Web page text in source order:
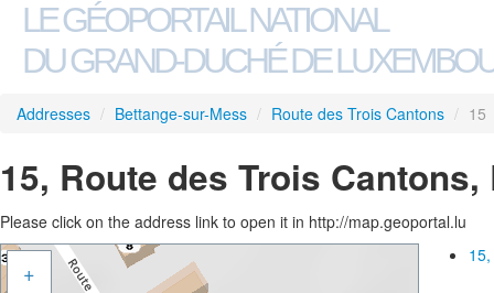
LE GÉOPORTAIL NATIONAL
DU GRAND-DUCHÉ DE
Addresses / Bettange-sur-Mess / Route des Trois Cantons / 15
15, Route des Trois
Please click on the address link to open it in http://map.geoportal.lu
+